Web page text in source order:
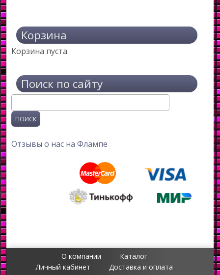
Корзина
Корзина пуста.
Поиск по сайту
Отзывы о нас на Флампе
О компании
Каталог
Личный кабинет
Доставка и оплата